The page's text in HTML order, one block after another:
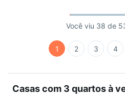
Você viu 38 de
1 2 3 4
Casas com 3 quartos à